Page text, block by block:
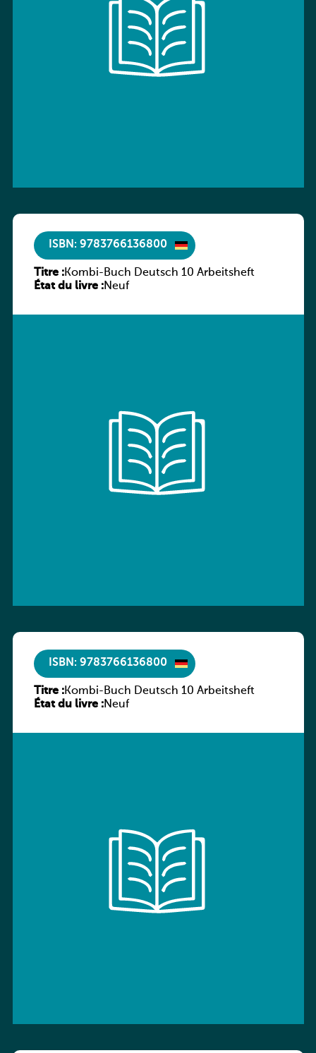
ISBN: 9783766136800
Titre :Kombi-Buch Deutsch 10 Arbeitsheft
État du livre :Neuf
ISBN: 9783766136800
Titre :Kombi-Buch Deutsch 10 Arbeitsheft
État du livre :Neuf